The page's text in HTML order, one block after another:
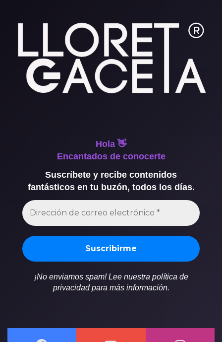
Hola 👋
Encantados de conocerte
Suscríbete y recibe contenidos
fantásticos en tu buzón, todos los días.
¡No enviamos spam! Lee nuestra política de
privacidad para más información.